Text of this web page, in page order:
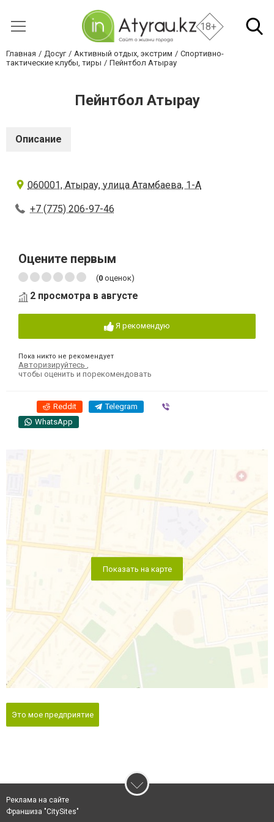
18+
Главная Досуг Активный отдых, экстрим
Спортивно-
тактические клубы, тиры
Пейнтбол Атырау
Пейнтбол Атырау
Описание
060001, Атырау, улица Атамбаева, 1-А
+7 (775) 206-97-46
Оцените первым
(0 оценок)
2 просмотра в августе
Я рекомендую
Пока никто не рекомендует
Авторизируйтесь
чтобы оценить и порекомендовать
Reddit Telegram
WhatsApp
Показать на карте
Это мое предприятие
Реклама на сайте
Франшиза "CitySites"